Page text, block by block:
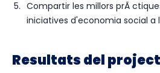
Compartir les millors prÃ
iniciatives d'economia social a
Resultats del